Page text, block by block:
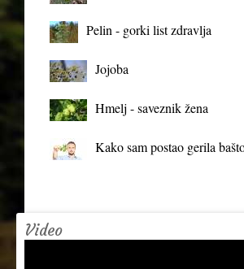
Pelin - gorki list zdravlja
Jojoba
Hmelj - saveznik žena
Kako sam postao gerila
Video